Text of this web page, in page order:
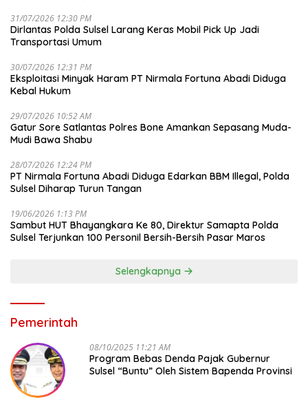
31/07/2026 12:30 PM
Dirlantas Polda Sulsel Larang Keras Mobil Pick Up Jadi
Transportasi Umum
30/07/2026 12:31 PM
Eksploitasi Minyak Haram PT Nirmala Fortuna Abadi Diduga
Kebal Hukum
29/07/2026 10:52 AM
Gatur Sore Satlantas Polres Bone Amankan Sepasang Muda-
Mudi Bawa Shabu
28/07/2026 12:24 PM
PT Nirmala Fortuna Abadi Diduga Edarkan BBM Illegal, Polda
Sulsel Diharap Turun Tangan
19/06/2026 1:13 PM
Sambut HUT Bhayangkara Ke 80, Direktur Samapta Polda
Sulsel Terjunkan 100 Personil Bersih-Bersih Pasar Maros
Selengkapnya
Pemerintah
08/10/2025 11:21 AM
Program Bebas Denda Pajak Gubernur
Sulsel “Buntu” Oleh Sistem Bapenda Provinsi